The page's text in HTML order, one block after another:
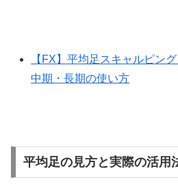
【FX】平均足スキャルピン
中期・長期の使い方
平均足の見方と実際の活用